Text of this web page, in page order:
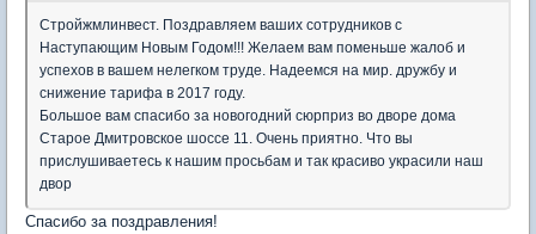
Стройжмлинвест. Поздравляем ваших сотрудников с
Наступающим Новым Годом!!! Желаем вам поменьше жалоб и
успехов в вашем нелегком труде. Надеемся на мир. дружбу и
снижение тарифа в 2017 году.
Большое вам спасибо за новогодний сюрприз во дворе дома
Старое Дмитровское шоссе 11. Очень приятно. Что вы
прислушиваетесь к нашим просьбам и так красиво украсили наш
двор
Спасибо за поздравления!